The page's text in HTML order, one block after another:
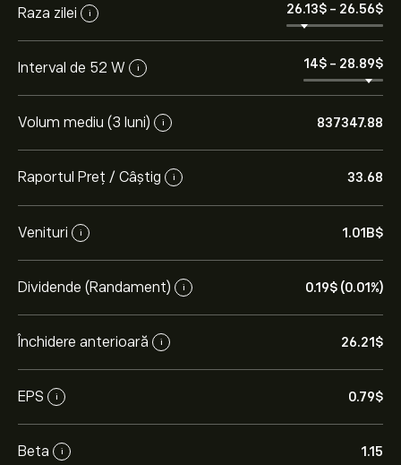
Raza zilei i 26.13‎$‎ - 26.56‎$‎
Interval de 52 W i 14‎$‎ - 28.89‎$‎
Volum mediu (3 luni) i 837347.88
Raportul Preț / Câștig i 33.68
Venituri i 1.01B‎$‎
Dividende (Randament) i 0.19‎$‎ (0.01%)
Închidere anterioară i 26.21‎$‎
EPS i 0.79‎$‎
Beta i 1.15